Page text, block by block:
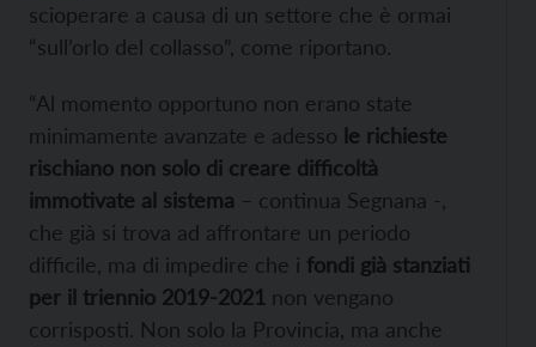
scioperare a causa di un settore che è ormai
“sull’orlo del collasso”, come riportano.
“Al momento opportuno non erano state
minimamente avanzate e adesso le richieste
rischiano non solo di creare difficoltà
immotivate al sistema – continua Segnana -,
che già si trova ad affrontare un periodo
difficile, ma di impedire che i fondi già stanziati
per il triennio 2019-2021 non vengano
corrisposti. Non solo la Provincia, ma anche